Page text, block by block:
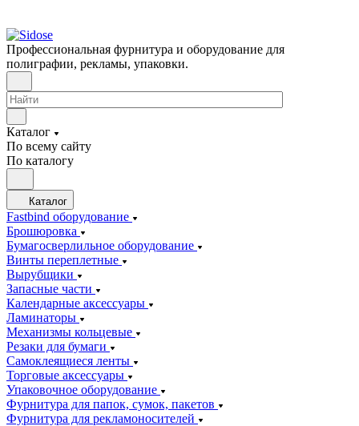
Профессиональная фурнитура и оборудование для
полиграфии, рекламы, упаковки.
Каталог
По всему сайту
По каталогу
Каталог
Fastbind оборудование
Брошюровка
Бумагосверлильное оборудование
Винты переплетные
Вырубщики
Запасные части
Календарные аксессуары
Ламинаторы
Механизмы кольцевые
Резаки для бумаги
Самоклеящиеся ленты
Торговые аксессуары
Упаковочное оборудование
Фурнитура для папок, сумок, пакетов
Фурнитура для рекламоносителей